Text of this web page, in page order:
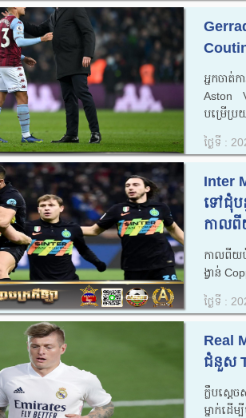
អ្នកចាត់
Aston
បម្រើប្រ
ថ្ងៃទី :
Inter
ទៅជុំបន្
កាលពី
កាលពីយប់
ង្វាន់
ថ្ងៃទី :
Real
ជំនួស
ក្លឹបសេ្ត
ម្នាក់ដើ